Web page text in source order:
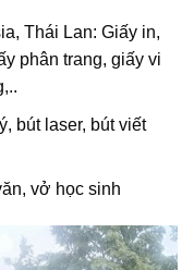
Thái Lan: Giấy in,
phân trang, giấy vi
bút laser, bút viết
vở học sinh